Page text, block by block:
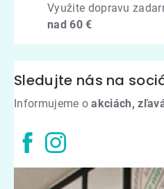
Využite dopravu
nad 60 €
Sledujte nás na
Informujeme oakciách,